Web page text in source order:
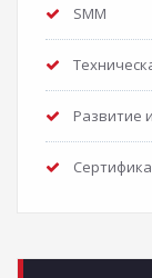
SMM
Развитие